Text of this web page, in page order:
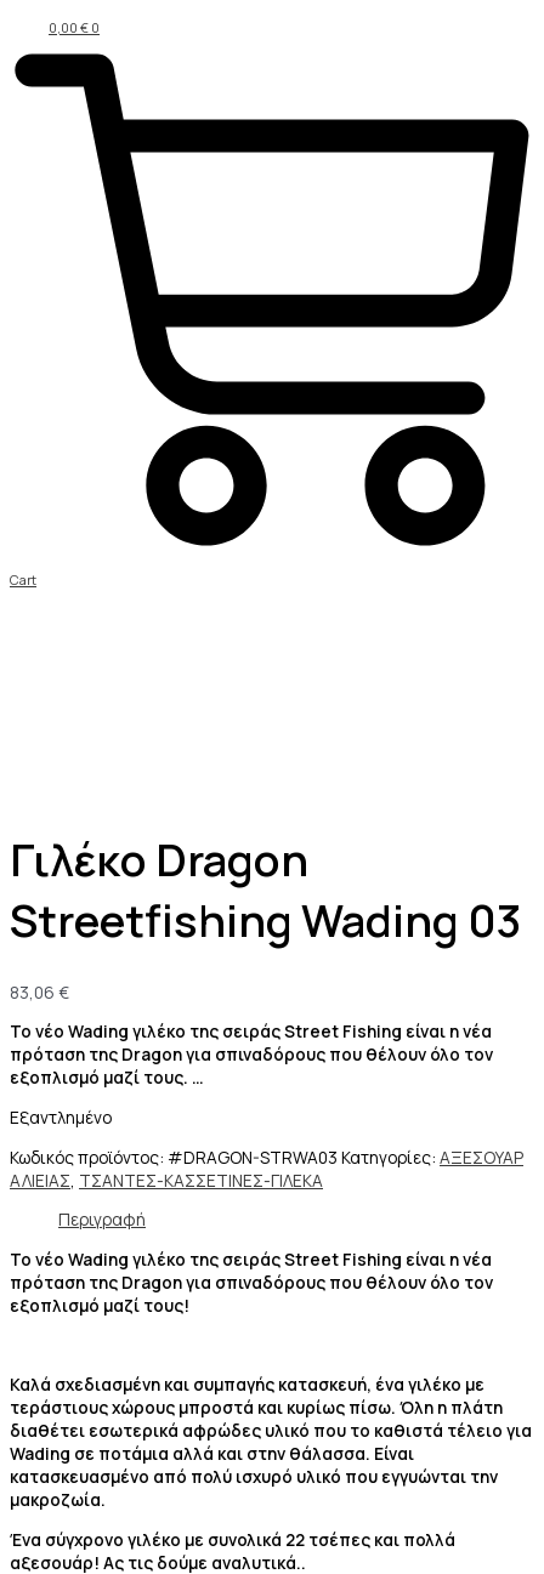
0,00 € 0
Cart
Γιλέκο Dragon
Streetfishing Wading 03
83,06 €
Το νέο Wading γιλέκο της σειράς Street Fishing είναι η νέα
πρόταση της Dragon για σπιναδόρους που θέλουν όλο τον
εξοπλισμό μαζί τους. …
Εξαντλημένο
Κωδικός προϊόντος: #DRAGON-STRWA03 Κατηγορίες: ΑΞΕΣΟΥΑΡ
ΑΛΙΕΙΑΣ ΤΣΑΝΤΕΣ-ΚΑΣΣΕΤΙΝΕΣ-ΓΙΛΕΚΑ
Περιγραφή
Το νέο Wading γιλέκο της σειράς Street Fishing είναι η νέα
πρόταση της Dragon για σπιναδόρους που θέλουν όλο τον
εξοπλισμό μαζί τους!
Καλά σχεδιασμένη και συμπαγής κατασκευή, ένα γιλέκο με
τεράστιους χώρους μπροστά και κυρίως πίσω. Όλη η πλάτη
διαθέτει εσωτερικά αφρώδες υλικό που το καθιστά τέλειο για
Wading σε ποτάμια αλλά και στην θάλασσα. Είναι
κατασκευασμένο από πολύ ισχυρό υλικό που εγγυώνται την
μακροζωία.
Ένα σύγχρονο γιλέκο με συνολικά 22 τσέπες και πολλά
αξεσουάρ! Ας τις δούμε αναλυτικά..